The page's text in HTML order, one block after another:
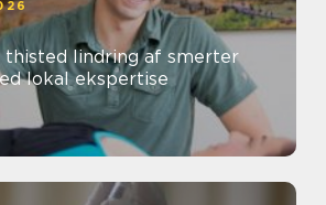
af smerter
lokal ekspertise